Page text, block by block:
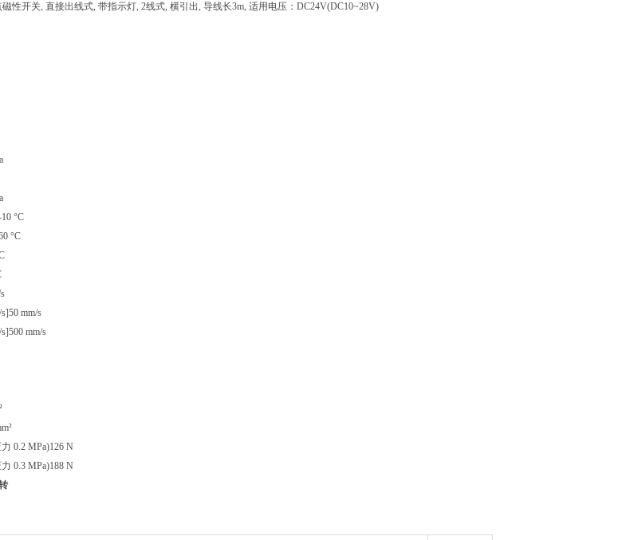
性开关, 直接出线式, 带指示灯, 2线式, 横引出, 导线长3m, 适用电压：DC24V(DC10~28V)
°C
°C
50 mm/s
500 mm/s
0.2 MPa)126 N
0.3 MPa)188 N